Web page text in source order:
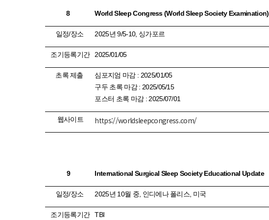
8 World Sleep Congress (World Sleep Society Examination)
일정/장소 2025년 9/5-10, 싱가포르
조기등록기간 2025/01/05
초록 제출 심포지엄 마감: 2025/01/05
구두 초록 마감: 2025/05/15
포스터 초록 마감: 2025/07/01
웹사이트 https://worldsleepcongress.com/
9 International Surgical Sleep Society Educational Update
일정/장소 2025년 10월 중, 인디에나 폴리스, 미국
조기등록기간 TBI